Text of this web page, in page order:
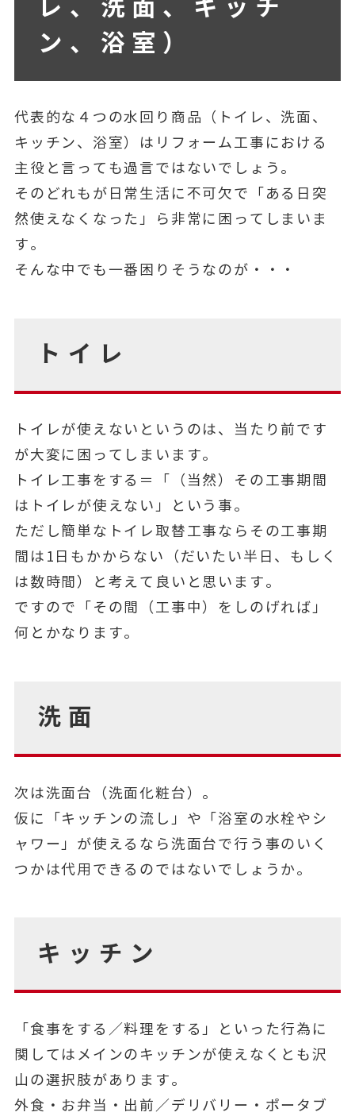
レ、洗面、キッチ
ン、浴室）
代表的な４つの水回り商品（トイレ、洗面、
キッチン、浴室）はリフォーム工事における
主役と言っても過言ではないでしょう。
そのどれもが日常生活に不可欠で「ある日突
然使えなくなった」ら非常に困ってしまいま
す。
そんな中でも一番困りそうなのが・・・
トイレ
トイレが使えないというのは、当たり前です
が大変に困ってしまいます。
トイレ工事をする＝「（当然）その工事期間
はトイレが使えない」という事。
ただし簡単なトイレ取替工事ならその工事期
間は1日もかからない（だいたい半日、もしく
は数時間）と考えて良いと思います。
ですので「その間（工事中）をしのげれば」
何とかなります。
洗面
次は洗面台（洗面化粧台）。
仮に「キッチンの流し」や「浴室の水栓やシ
ャワー」が使えるなら洗面台で行う事のいく
つかは代用できるのではないでしょうか。
キッチン
「食事をする／料理をする」といった行為に
関してはメインのキッチンが使えなくとも沢
山の選択肢があります。
外食・お弁当・出前／デリバリー・ポータブ